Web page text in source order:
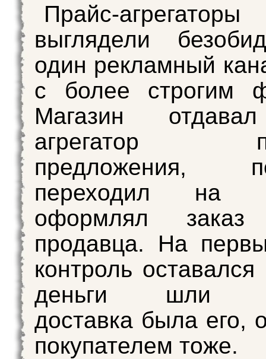
Прайс-
выглядели
один рекламный
с более строгим
Магазин
агрегатор
предложения,
переходил на
оформлял
продавца. На
контроль
деньги шли
доставка была его,
покупателем тоже.